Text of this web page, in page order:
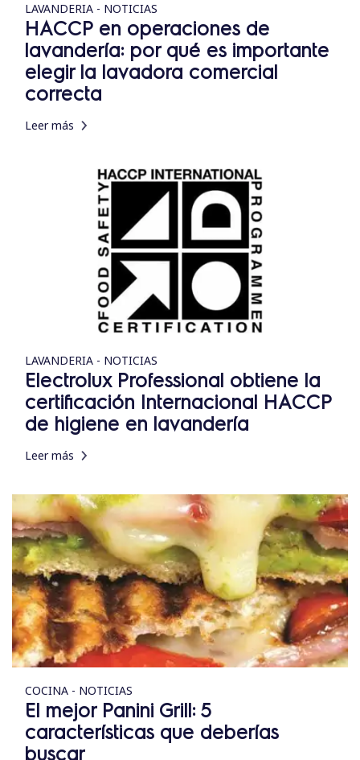
LAVANDERIA - NOTICIAS
HACCP en operaciones de
lavandería: por qué es importante
elegir la lavadora comercial
correcta
Leer más
LAVANDERIA - NOTICIAS
Electrolux Professional obtiene la
certificación Internacional HACCP
de higiene en lavandería
Leer más
COCINA - NOTICIAS
El mejor Panini Grill: 5
características que deberías
buscar